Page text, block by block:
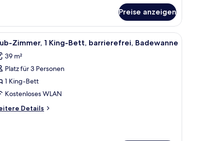
Preise anzeigen
Pillowtop-Betten, Zimmersafe, SchreibtischHochwertige Bettwaren, Pillowtop-Betten,
5 Zimmer, 1 King-Bett, barrierefrei, Badewanne
39 m²
Platz für 3 Personen
1 King-Bett
Kostenloses WLAN
Details